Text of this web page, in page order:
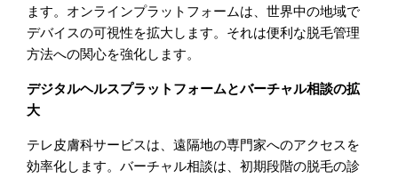
ます。オンラインプラットフォームは、世界中の地域で
デバイスの可視性を拡大します。それは便利な脱毛管理
方法への関心を強化します。
デジタルヘルスプラットフォームとバーチャル相談の拡
大
テレ皮膚科サービスは、遠隔地の専門家へのアクセスを
効率化します。バーチャル相談は、初期段階の脱毛の診